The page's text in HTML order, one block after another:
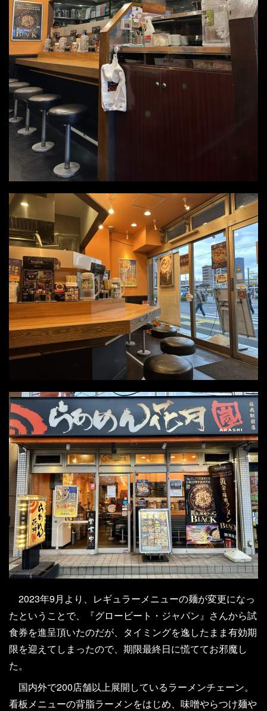
2023年9月より、レギュラーメニューの麺が変更になっ
たということで、『グロービート・ジャパン』さんから試
食券を進呈頂いたのだが、タイミングを逸したまま有効期
限を迎えてしまったので、期限最終日に慌ててお邪魔し
た。
国内外で200店舗以上展開しているラーメンチェーン。
看板メニューの背脂ラーメンをはじめ、味噌やらつけ麺や